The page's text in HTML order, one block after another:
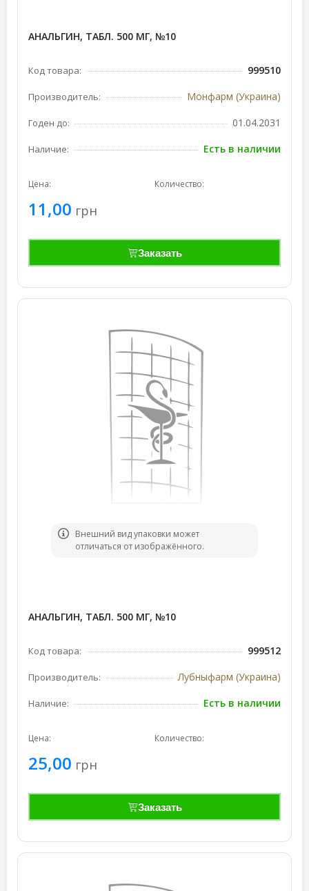
АНАЛЬГИН, ТАБЛ. 500 МГ, №10
Код товара: 999510
Производитель: Монфарм (Украина)
Годен до: 01.04.2031
Наличие: Есть в наличии
Цена:
11,00 грн
Количество:
Заказать
Bнешний вид упаковки может
отличаться от изображённого.
АНАЛЬГИН, ТАБЛ. 500 МГ, №10
Код товара: 999512
Производитель: Лубныфарм (Украина)
Наличие: Есть в наличии
Цена:
25,00 грн
Количество:
Заказать